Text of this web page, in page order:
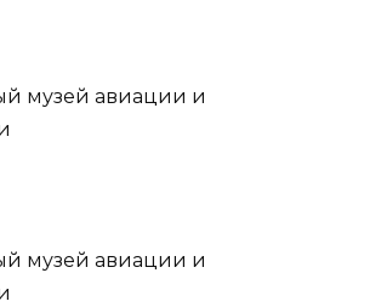
музей авиации и
музей авиации и